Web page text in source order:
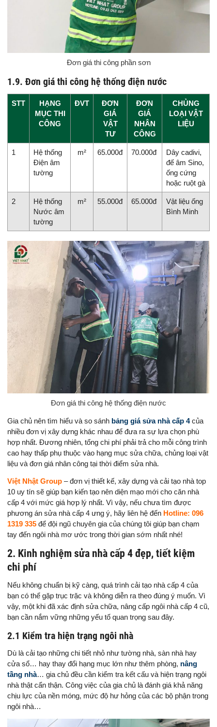
Đơn giá thi công phần sơn
1.9. Đơn giá thi công hệ thống điện nước
STT
HẠNG
MỤC THI
CÔNG
ĐVT
ĐƠN
GIÁ
VẬT
TƯ
ĐƠN
GIÁ
NHÂN
CÔNG
CHỦNG
LOẠI VẬT
LIỆU
1
Hệ thống
Điện âm
tường
m² 65.000đ 70.000đ
Dây cadivi,
đế âm Sino,
ống cứng
hoặc ruột gà
2
Hệ thống
Nước âm
tường
m² 55.000đ 65.000đ
Vật liệu ống
Bình Minh
Đơn giá thi công hệ thống điện nước
Gia chủ nên tìm hiểu và so sánh bảng giá sửa nhà cấp 4của
nhiều đơn vị xây dựng khác nhau để đưa ra sự lựa chọn phù
hợp nhất. Đương nhiên, tổng chi phí phải trả cho mỗi công trình
cao hay thấp phụ thuộc vào hạng mục sửa chữa, chủng loại vật
liệu và đơn giá nhân công tại thời điểm sửa nhà.
Việt Nhật Group – đơn vị thiết kế, xây dựng và cải tạo nhà top
10 uy tín sẽ giúp bạn kiến tạo nên diện mạo mới cho căn nhà
cấp 4 với mức giá hợp lý nhất. Vì vậy, nếu chưa tìm được
phương án sửa nhà cấp 4 ưng ý, hãy liên hệ đến Hotline: 096
1319 335 để đội ngũ chuyên gia của chúng tôi giúp bạn chạm
tay đến ngôi nhà mơ ước trong thời gian sớm nhất nhé!
2. Kinh nghiệm sửa nhà cấp 4 đẹp, tiết kiệm
chi phí
Nếu không chuẩn bị kỹ càng, quá trình cải tạo nhà cấp 4 của
bạn có thể gặp trục trặc và không diễn ra theo đúng ý muốn. Vì
vậy, một khi đã xác định sửa chữa, nâng cấp ngôi nhà cấp 4 cũ,
bạn cần nắm vững những yếu tố quan trọng sau đây.
2.1 Kiểm tra hiện trạng ngôi nhà
Dù là cải tạo những chi tiết nhỏ như tường nhà, sàn nhà hay
cửa sổ… hay thay đổi hạng mục lớn như thêm phòng, nâng
tầng nhà… gia chủ đều cần kiểm tra kết cấu và hiện trạng ngôi
nhà thật cẩn thận. Công việc của gia chủ là đánh giá khả năng
chịu lực của nền móng, mức độ hư hỏng của các bộ phận trong
ngôi nhà…